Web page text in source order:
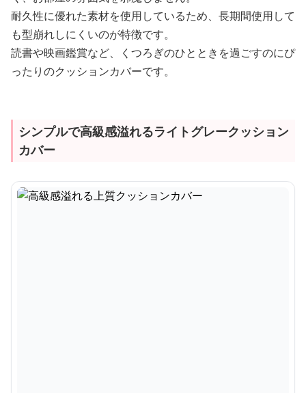
耐久性に優れた素材を使用しているため、長期間使用して
も型崩れしにくいのが特徴です。
読書や映画鑑賞など、くつろぎのひとときを過ごすのにぴ
ったりのクッションカバーです。
シンプルで高級感溢れるライトグレークッション
カバー